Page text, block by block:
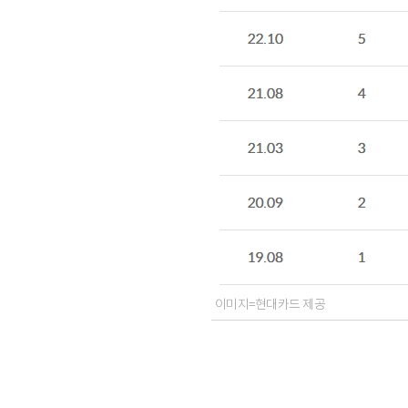
이미지=현대카드 제공